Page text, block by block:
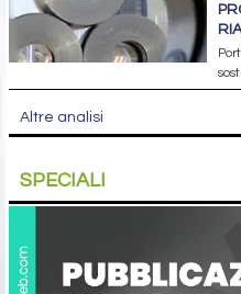
Altre analisi
SPECIALI